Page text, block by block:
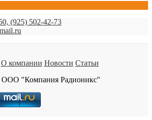
(925) 502-42-73
О компании Новости Статьи
ООО "Компания Радионикс"